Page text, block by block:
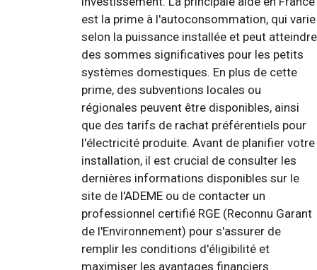
est la prime à l'autoconsommation, qui varie
selon la puissance installée et peut atteindre
des sommes significatives pour les petits
systèmes domestiques. En plus de cette
prime, des subventions locales ou
régionales peuvent être disponibles, ainsi
que des tarifs de rachat préférentiels pour
l'électricité produite. Avant de planifier votre
installation, il est crucial de consulter les
dernières informations disponibles sur le
site de l'ADEME ou de contacter un
professionnel certifié RGE (Reconnu Garant
de l'Environnement) pour s'assurer de
remplir les conditions d'éligibilité et
maximiser les avantages financiers.